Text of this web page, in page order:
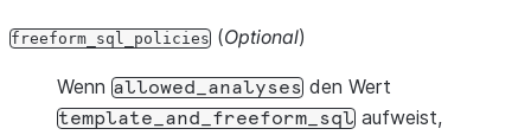
freeform_sql_policies (Optional)
Wenn allowed_analyses den Wert
template_and_freeform_sql aufweist,